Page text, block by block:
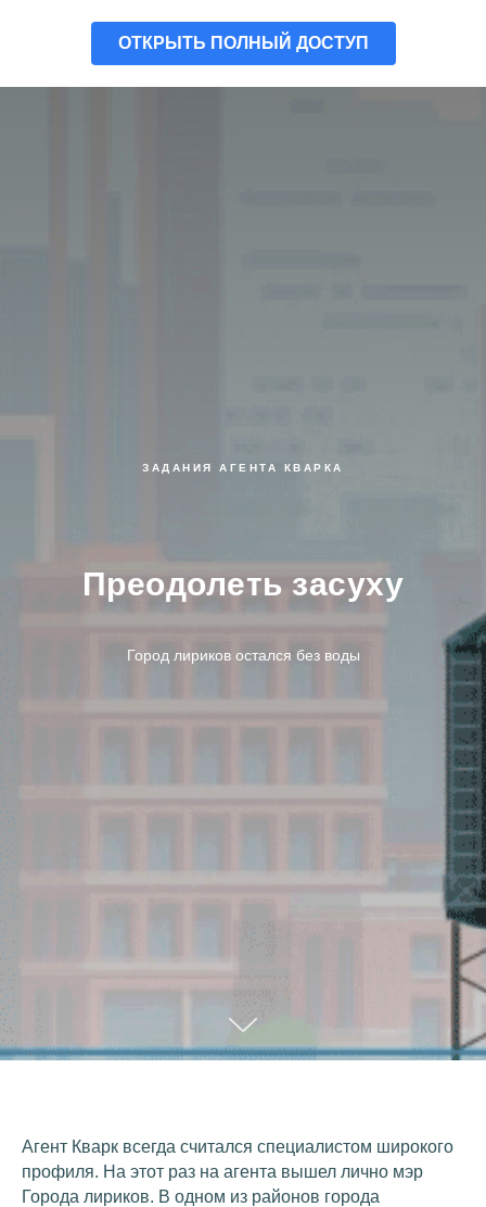
ОТКРЫТЬ ПОЛНЫЙ ДОСТУП
ЗАДАНИЯ АГЕНТА КВАРКА
Преодолеть засуху
Город лириков остался без воды
Агент Кварк всегда считался специалистом широкого
профиля. На этот раз на агента вышел лично мэр
Города лириков. В одном из районов города